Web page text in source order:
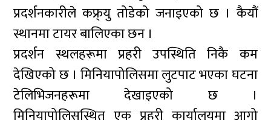
प्रदर्शनकारीले कफ्र्यु तोडेको जनाइएको छ । कैयौं
स्थानमा टायर बालिएका छन ।
प्रदर्शन स्थलहरूमा प्रहरी उपस्थिति निकै कम
देखिएको छ । मिनियापोलिसमा लुटपाट भएका घटना
टेलिभिजनहरूमा देखाइएको छ ।